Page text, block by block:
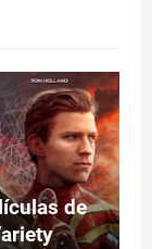
de